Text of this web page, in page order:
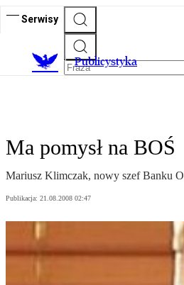
Serwisy
Publicystyka
Ma pomysł na BOŚ
Mariusz Klimczak, nowy szef Banku
Publikacja: 21.08.2008 02:47